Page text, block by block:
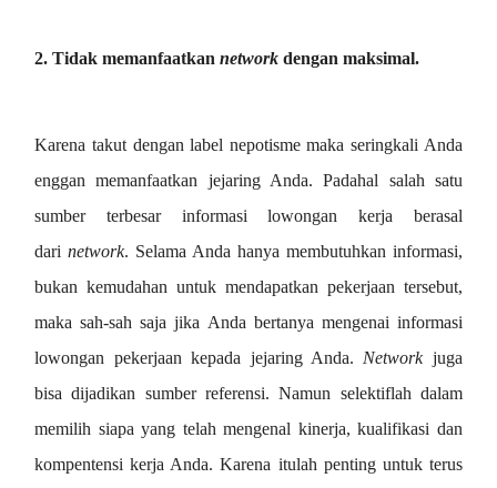
2. Tidak memanfaatkannetwork dengan maksimal.
Karena takut dengan label nepotisme maka seringkali Anda
enggan memanfaatkan jejaring Anda. Padahal salah satu
sumber terbesar informasi lowongan kerja berasal
darinetwork. Selama Anda hanya membutuhkan informasi,
bukan kemudahan untuk mendapatkan pekerjaan tersebut,
maka sah-sah saja jika Anda bertanya mengenai informasi
lowongan pekerjaan kepada jejaring Anda. Networkjuga
bisa dijadikan sumber referensi. Namun selektiflah dalam
memilih siapa yang telah mengenal kinerja, kualifikasi dan
kompentensi kerja Anda. Karena itulah penting untuk terus